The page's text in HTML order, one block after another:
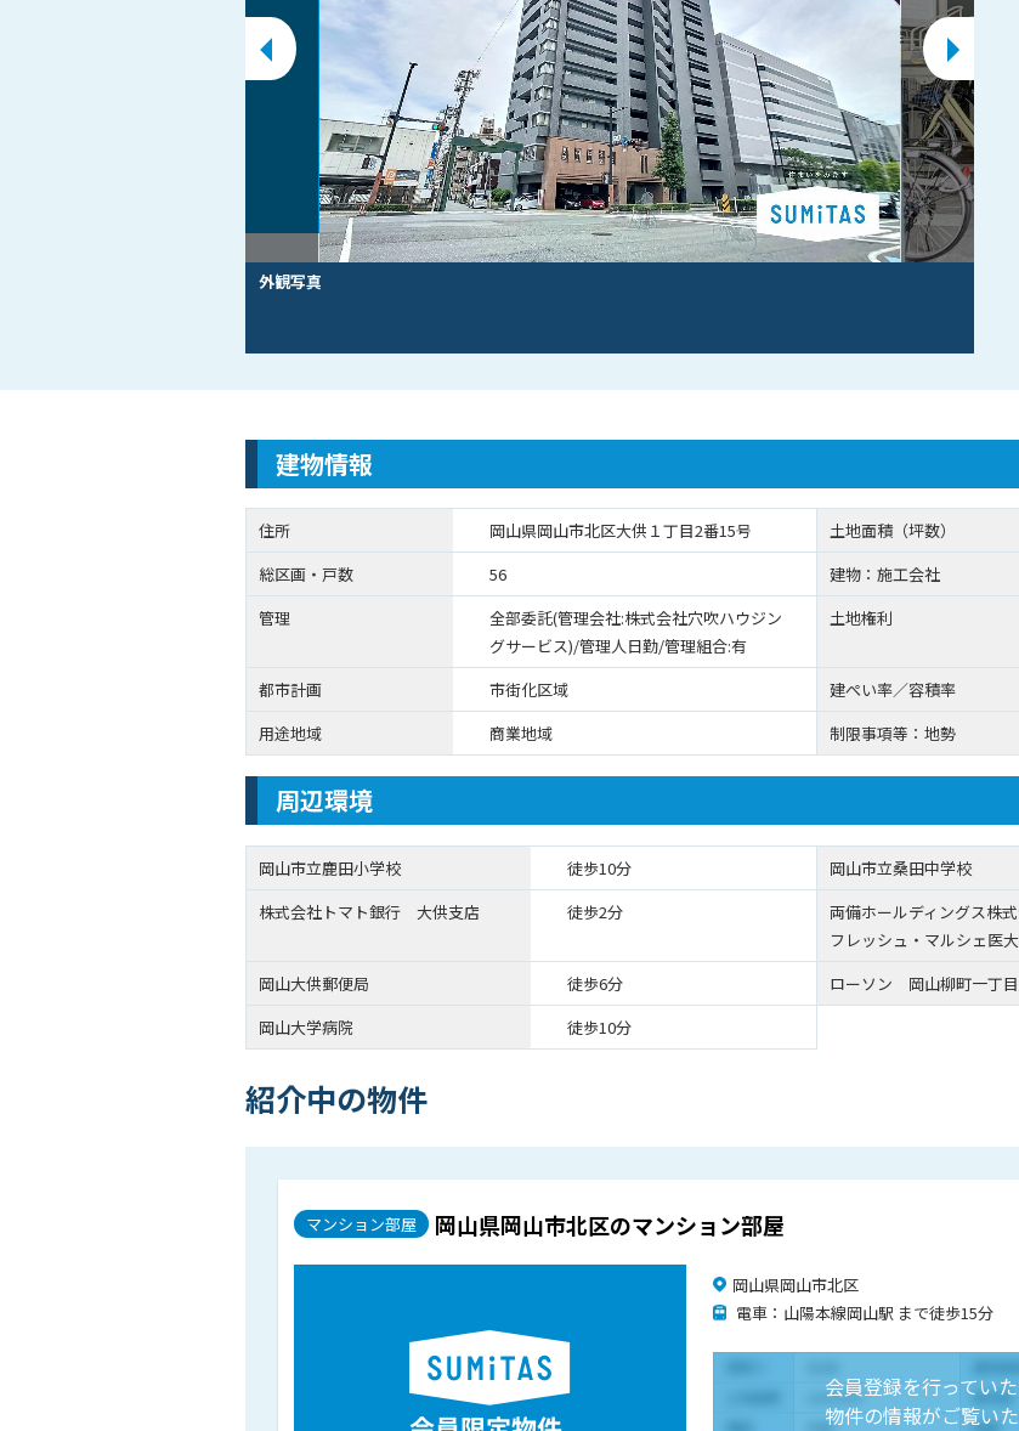
外観写真
建物情報
住所 岡山県岡山市北区大供１丁目2番15号 土地面積（坪数）
総区画・戸数
56 建物：施工会社
管理
全部委託(管理会社:株式会社穴吹ハウジン
グサービス)/管理人日勤/管理組合:有
土地権利
都市計画 市街化区域 建ぺい率／容積率
用途地域
商業地域 制限事項等：地勢
周辺環境
岡山市立鹿田小学校 徒歩10分 岡山市立桑田中学校
株式会社トマト銀行 大供支店
徒歩2分
両備ホールディングス株
フレッシュ・マルシェ医
岡山大供郵便局 徒歩6分 ローソン 岡山柳町一丁
岡山大学病院
徒歩10分
紹介中の物件
マンション部屋 岡山県岡山市北区のマンション部屋
岡山県岡山市北区
電車：山陽本線岡山駅 まで徒歩15分
会員登録を行ってい
物件の情報がご覧いた